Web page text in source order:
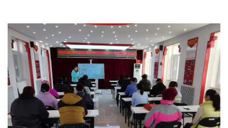
北京宣传文化引导基金
宣传思想文化人才
专题
资料库
+